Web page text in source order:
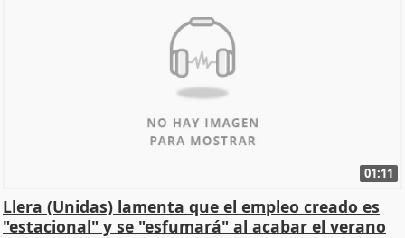
01:11
Llera (Unidas) lamenta que el empleo creado es
"estacional" y se "esfumará" al acabar el verano